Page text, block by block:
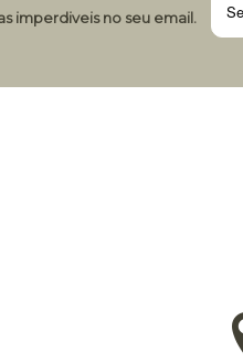
imperdiveis no seu email.